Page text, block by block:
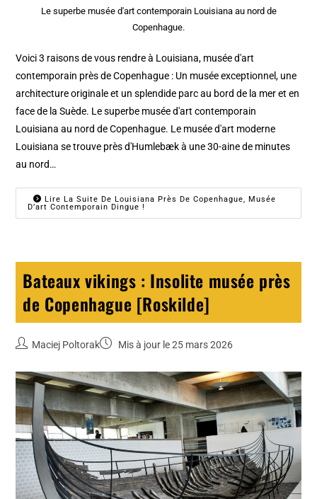
Le superbe musée d'art contemporain Louisiana au nord de
Copenhague.
Voici 3 raisons de vous rendre à Louisiana, musée d'art
contemporain près de Copenhague : Un musée exceptionnel, une
architecture originale et un splendide parc au bord de la mer et en
face de la Suède. Le superbe musée d'art contemporain
Louisiana au nord de Copenhague. Le musée d'art moderne
Louisiana se trouve près d'Humlebæk à une 30-aine de minutes
au nord…
Lire La Suite De Louisiana Près De Copenhague, Musée
D’art Contemporain Dingue !
Bateaux vikings : Insolite musée près
de Copenhague [Roskilde]
Maciej Poltorak Mis à jour le 25 mars 2026